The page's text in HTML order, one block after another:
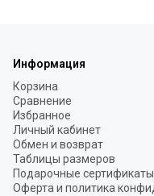
Информация
Корзина
Сравнение
Избранное
Личный кабинет
Обмен и возврат
Таблицы размеров
Подарочные сертификаты
Оферта и политика